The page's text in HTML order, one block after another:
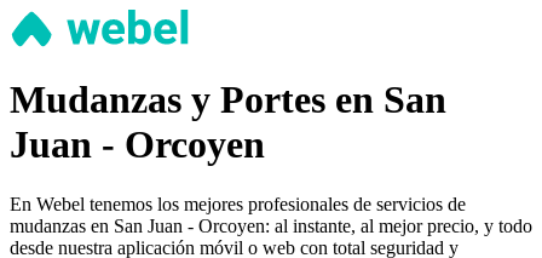
Mudanzas y Portes en San
Juan - Orcoyen
En Webel tenemos los mejores profesionales de servicios de
mudanzas en San Juan - Orcoyen: al instante, al mejor precio, y todo
desde nuestra aplicación móvil o web con total seguridad y